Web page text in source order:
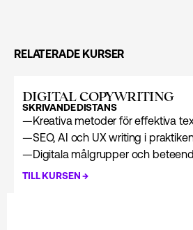
RELATERADE KURSER
DIGITAL COPYWRITING
SKRIVANDEDISTANS
—Kreativa metoder för effektiva
—SEO, AI och UX writing i
—Digitala målgrupper och
TILL KURSEN→